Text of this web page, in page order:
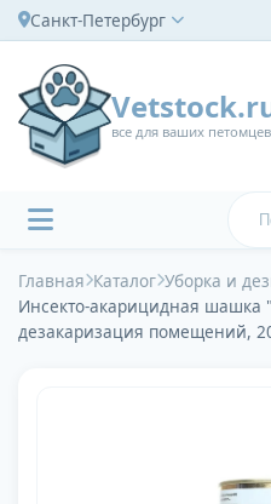
Санкт-Петербург
все для ваших петомцев
Главная Каталог Уборка и
Инсекто-акарицидная шашка
дезакаризация помещений,